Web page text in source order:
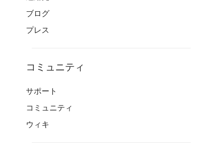
ブログ
プレス
コミュニティ
サポート
コミュニティ
ウィキ